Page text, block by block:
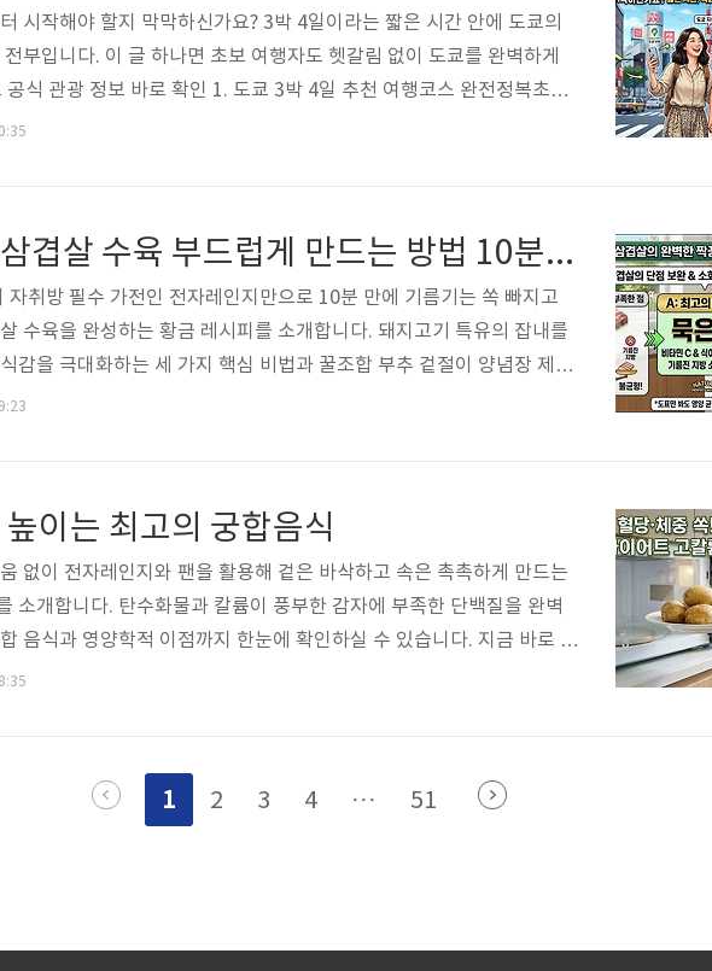
시작해야 할지 막막하신가요? 3박 4일이라는 짧은 시간 안에 도쿄의
부입니다. 이 글 하나면 초보 여행자도 헷갈림 없이 도쿄를 완벽하게
식 관광 정보 바로 확인 1. 도쿄 3박 4일 추천 여행코스 완전정복초보
실수는 하루에 너무 많은 곳을 욕심내는 것입니다. 도쿄는 지역별로 묶
IC카드(..
전자레인지로 삼겹살 수육 부드럽게 만드는 방법 10분 완성
자취방 필수 가전인 전자레인지만으로 10분 만에 기름기는 쏙 빠지고
수육을 완성하는 황금 레시피를 소개합니다. 돼지고기 특유의 잡내를
감을 극대화하는 세 가지 핵심 비법과 꿀조합 부추 겉절이 양념장 제조
. 번거로운 조리 과정 없이 집에서도 정육 식당 못지않은 야들야들한 수
법을 알려드리겠습니다.[핵심 결론..
이는 최고의 궁합음식
없이 전자레인지와 팬을 활용해 겉은 바삭하고 속은 촉촉하게 만드는
소개합니다. 탄수화물과 칼륨이 풍부한 감자에 부족한 단백질을 완벽
음식과 영양학적 이점까지 한눈에 확인하실 수 있습니다. 지금 바로 찬
내 15분 만에 근사하고 건강한 한 끼 반찬을 완성해 보세요. 감자는 혈
게 기본 조리하는 비법을 공유해 드립니다.[핵심 결론] 감자구이 영양과
하세요!핵심 이득: ..1 2 3 4 ··· 51